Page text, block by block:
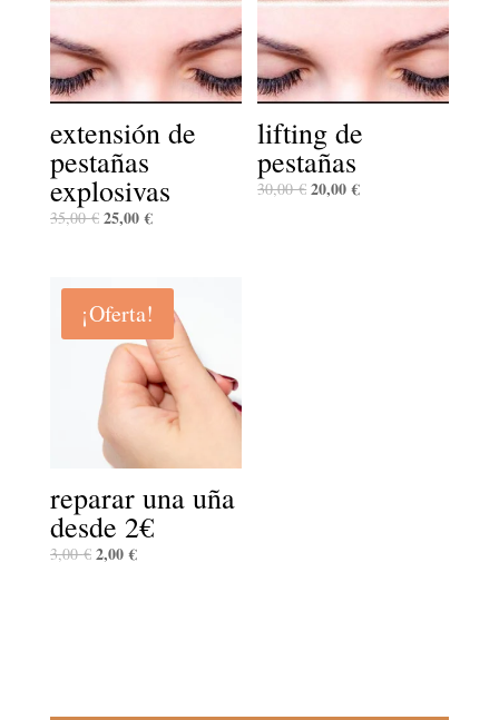
extensión de
pestañas
explosivas
35,00€ 25,00€
lifting de
pestañas
30,00€ 20,00€
¡Oferta!
reparar una uña
desde 2€
3,00€ 2,00€